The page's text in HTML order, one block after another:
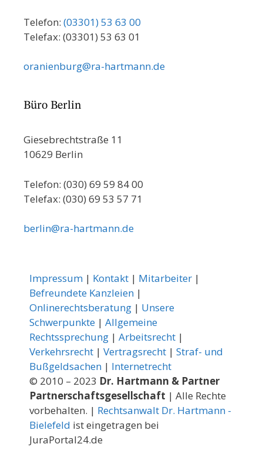
Telefon: (03301) 53 63 00
Telefax: (03301) 53 63 01
oranienburg@ra-hartmann.de
Büro Berlin
Giesebrechtstraße 11
10629 Berlin
Telefon: (030) 69 59 84 00
Telefax: (030) 69 53 57 71
berlin@ra-hartmann.de
Impressum | Kontakt | Mitarbeiter |
Befreundete Kanzleien |
Onlinerechtsberatung | Unsere
Schwerpunkte | Allgemeine
Rechtssprechung | Arbeitsrecht |
Verkehrsrecht | Vertragsrecht | Straf- und
Bußgeldsachen | Internetrecht
© 2010 – 2023 Dr. Hartmann & Partner
Partnerschaftsgesellschaft | Alle Rechte
vorbehalten. | Rechtsanwalt Dr. Hartmann -
Bielefeld ist eingetragen bei
JuraPortal24.de